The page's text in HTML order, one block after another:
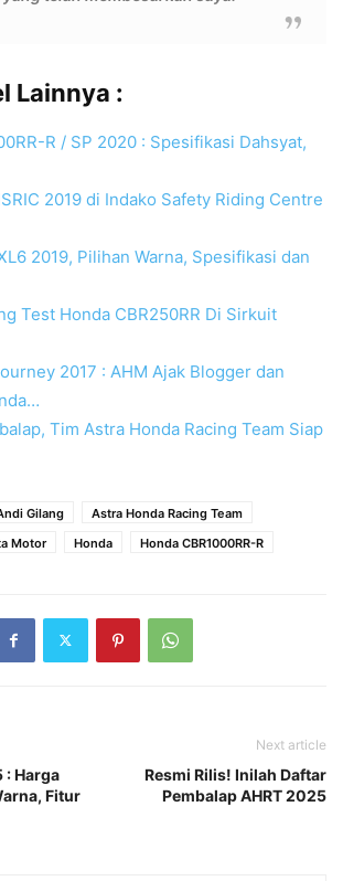
Lainnya :
R / SP 2020 : Spesifikasi Dahsyat,
2019 di Indako Safety Riding Centre
2019, Pilihan Warna, Spesifikasi dan
Test Honda CBR250RR Di Sirkuit
2017 : AHM Ajak Blogger dan
Tim Astra Honda Racing Team Siap
Gilang
Astra Honda Racing Team
Motor Honda Honda CBR1000RR-R
: Harga
Fitur
Next article
Resmi Rilis! Inilah Daftar
Pembalap AHRT 2025